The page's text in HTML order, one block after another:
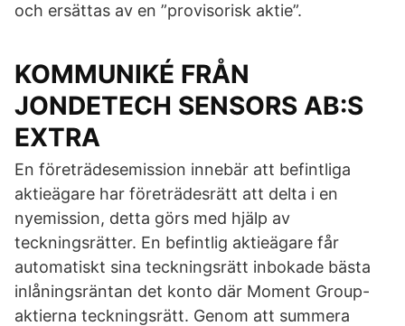
och ersättas av en ”provisorisk aktie”.
KOMMUNIKÉ FRÅN
JONDETECH SENSORS AB:S
EXTRA
En företrädesemission innebär att befintliga
aktieägare har företrädesrätt att delta i en
nyemission, detta görs med hjälp av
teckningsrätter. En befintlig aktieägare får
automatiskt sina teckningsrätt inbokade bästa
inlåningsräntan det konto där Moment Group-
aktierna teckningsrätt. Genom att summera